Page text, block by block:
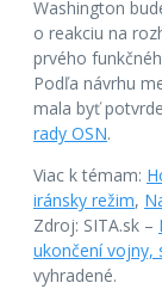
Washington
o reakciu na
prvého
Podľa návrhu
mala byť
rady OSN.
Viac k témam:
iránsky režim,
Zdroj: SITA.sk –
ukončení vojny,
vyhradené.